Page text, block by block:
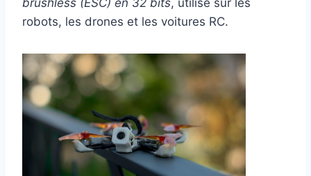
brushless (ESC) en 32 bits, utilisé sur les
robots, les drones et les voitures RC.